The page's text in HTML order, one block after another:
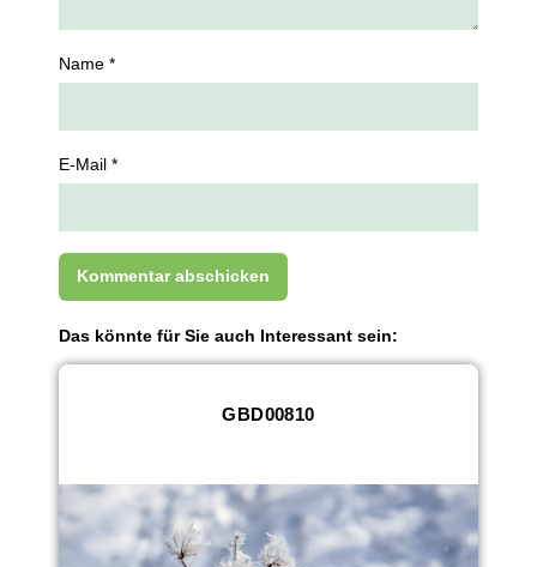
Name *
E-Mail *
Das könnte für Sie auch Interessant sein:
GBD00810